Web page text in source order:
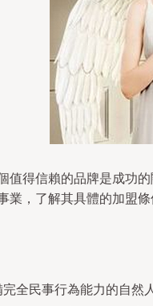
值得信賴的品牌是成功
，了解其具體的加盟
全民事行為能力的自然人